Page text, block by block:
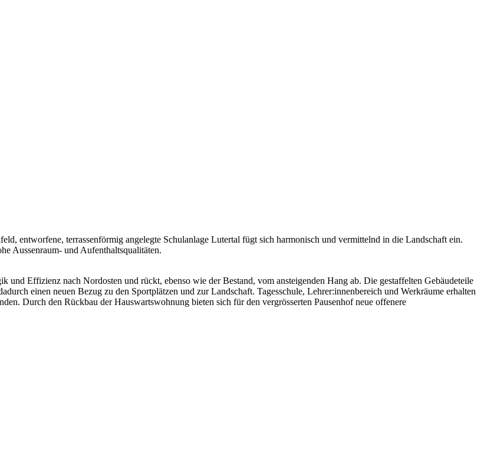
entworfene, terrassenförmig angelegte Schulanlage Lutertal fügt sich harmonisch und vermittelnd in die Landschaft ein.
Aussenraum- und Aufenthaltsqualitäten.
und Effizienz nach Nordosten und rückt, ebenso wie der Bestand, vom ansteigenden Hang ab. Die gestaffelten Gebäudeteile
einen neuen Bezug zu den Sportplätzen und zur Landschaft. Tagesschule, Lehrer:innenbereich und Werkräume erhalten
Durch den Rückbau der Hauswartswohnung bieten sich für den vergrösserten Pausenhof neue offenere